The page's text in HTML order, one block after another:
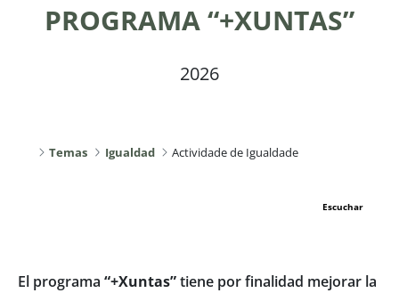
PROGRAMA “+XUNTAS”
2026
Temas Igualdad Actividade de Igualdade
Escuchar
El programa “+Xuntas”tiene por finalidad mejorar la